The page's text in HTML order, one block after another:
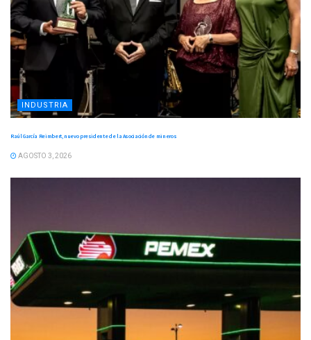
INDUSTRIA
Raúl García Reimbert, nuevo presidente de la Asociación de mineros
AGOSTO 3, 2026